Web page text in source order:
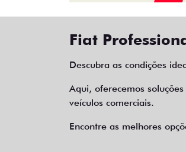
Fiat
Descubra as condições
Aqui, oferecemos
veículos comerciais.
Encontre as melhores